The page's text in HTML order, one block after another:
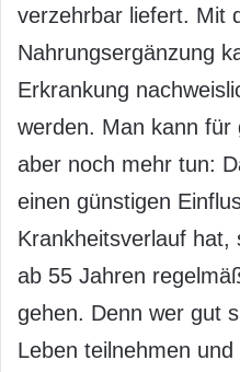
verzehrbar liefert. Mit
Nahrungsergänzung
Erkrankung
werden. Man kann
aber noch mehr tun:
einen günstigen
Krankheitsverlauf hat,
ab 55 Jahren
gehen. Denn wer gut
Leben teilnehmen